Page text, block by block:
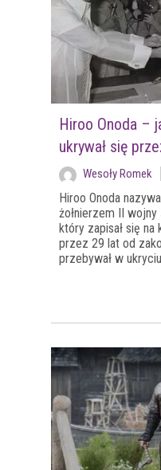
Hiroo Onoda –
ukrywał się
Wesoły Romek
Hiroo Onoda
żołnierzem II
który zapisał się
przez 29 lat od
przebywał w